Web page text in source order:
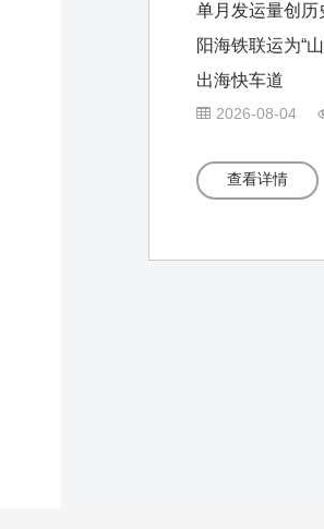
单月发运量创历
阳海铁联运为“
出海快车道
2026-08-04
查看详情